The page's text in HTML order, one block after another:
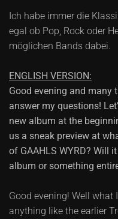
Ich habe immer die
egal ob Pop, Rock oder
möglichen Bands dabei.
ENGLISH VERSION:
Good evening and many
answer my questions!
new album at the
us a sneak preview at
of GAAHLS WYRD? Will
album or something
Good evening! Well
anything like the earlier